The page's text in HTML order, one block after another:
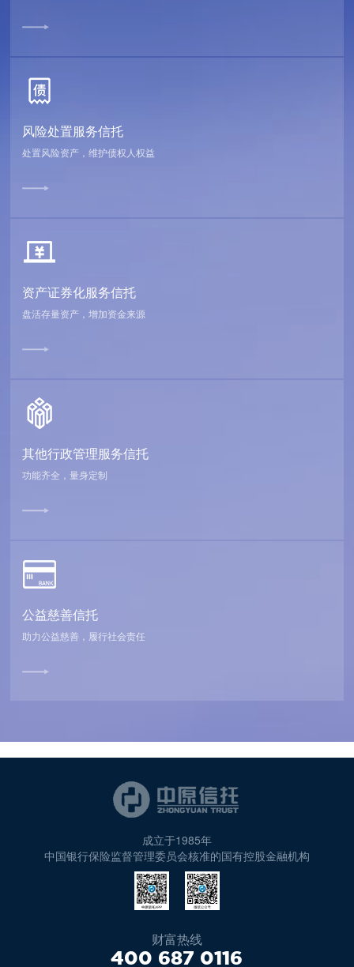
风险处置服务信托
处置风险资产，维护债权人权益
资产证券化服务信托
盘活存量资产，增加资金来源
其他行政管理服务信托
功能齐全，量身定制
公益慈善信托
助力公益慈善，履行社会责任
成立于1985年
中国银行保险监督管理委员会核准的国有控股金融机构
财富热线
400 687 0116